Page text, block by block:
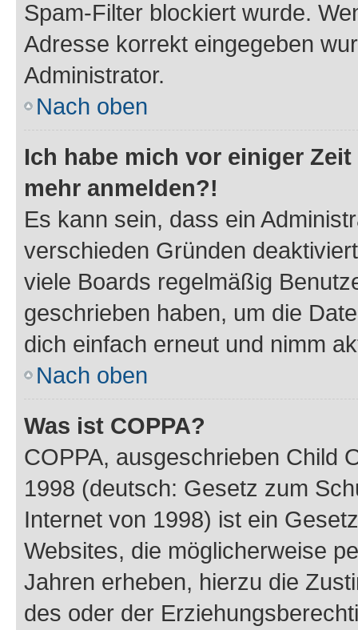
Spam-Filter blockiert wurde.
Adresse korrekt eingegeben
Administrator.
Nach oben
Ich habe mich vor einiger
mehr anmelden?!
Es kann sein, dass ein
verschieden Gründen
viele Boards regelmäßig
geschrieben haben, um die
dich einfach erneut und nimm
Nach oben
Was ist COPPA?
COPPA, ausgeschrieben Child
1998 (deutsch: Gesetz zum
Internet von 1998) ist ein
Websites, die möglicherweise
Jahren erheben, hierzu die
des oder der